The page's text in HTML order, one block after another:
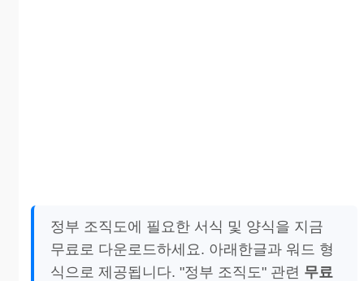
정부 조직도에 필요한 서식 및 양식을 지금
무료로 다운로드하세요. 아래한글과 워드 형
식으로 제공됩니다. "정부 조직도" 관련 무료